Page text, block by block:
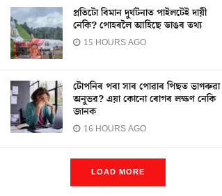
প্ৰতিটো বিমান দুৰ্ঘটনাত পাইলটেই দায়ী
নেকি? পোহৰলৈ আহিছে ডাঙৰ তথ্য
15 HOURS AGO
টোপনিৰ পৰা সাৰ পোৱাৰ পিছত ভাগৰুৱা
অনুভৱ? এয়া কোনো ৰোগৰ লক্ষণ নেকি
জানক
16 HOURS AGO
LOAD MORE